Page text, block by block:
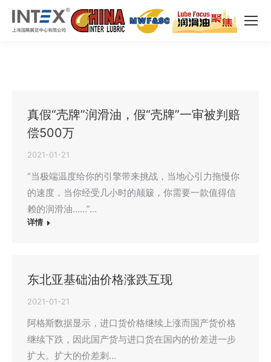
真假“壳牌”润滑油，假“壳牌”一审被判赔
偿500万
2021-01-21
“当极端温度给你的引擎带来挑战，当地心引力拖慢你
的速度，当你经受几小时的颠簸，你需要一款值得信
赖的润滑油……”…
详情
东北亚基础油价格涨跌互现
2021-01-21
阿格斯数据显示，进口货价格继续上涨而国产货价格
继续下跌，因此国产货与进口货在国内的价差进一步
扩大。扩大的价差刺…